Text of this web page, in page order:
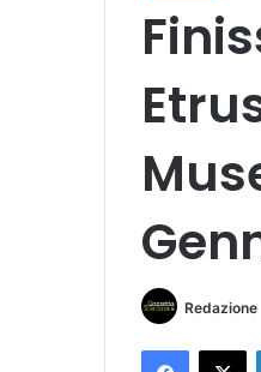
Redazione